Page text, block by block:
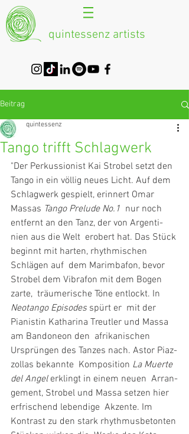
quintessenz artists
Beitrag
Tango trifft Schlag­werk
quintessenz
"Der Perkus­sio­nist Kai Strobel setzt den
Tango in ein völlig neues Licht. Auf dem
Schlag­werk gespielt, erin­nert Omar
Massas Tango Prelude No.1
  nur noch
entfernt an den Tanz, der von Argen­ti­
nien aus die Welt  erobert hat. Das Stück
beginnt mit harten, rhyth­mi­schen
Schlägen auf  dem Marim­bafon, bevor
Strobel dem Vibrafon mit dem Bogen
zarte,  träu­me­ri­sche Töne entlockt. In
Neotango Episodes spürt er  mit der
Pianistin Katha­rina Treutler und Massa
am Bando­neon den  afri­ka­ni­schen
Ursprüngen des Tanzes nach. Astor Piaz­
zollas bekannte  Kompo­si­tion La Muerte
del Angel erklingt in einem neuen  Arran­
ge­ment, Strobel und Massa setzen hier
erfri­schend leben­dige  Akzente. Im
Kontrast zu den stark rhyth­mus­be­tonten